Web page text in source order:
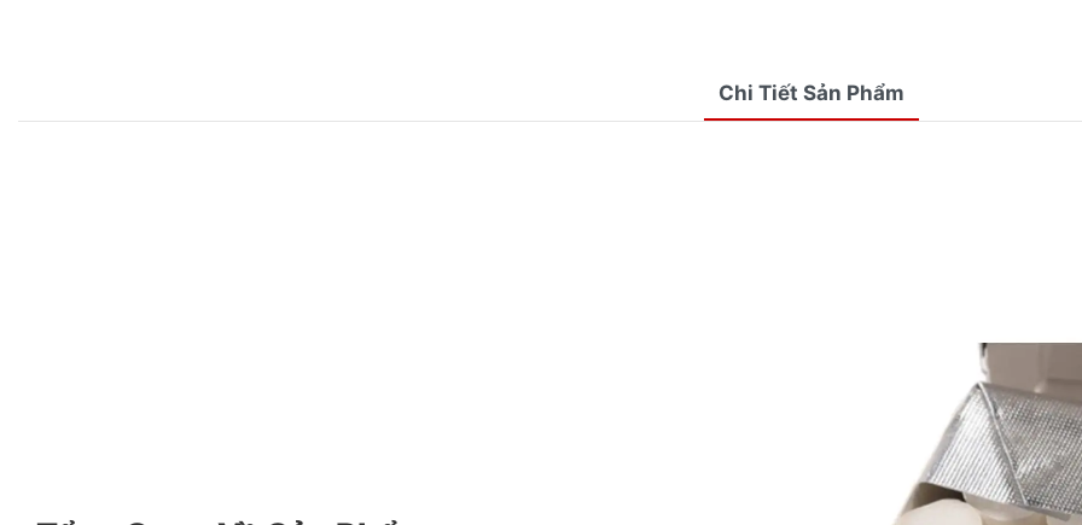
Chi Tiết Sản Phẩm